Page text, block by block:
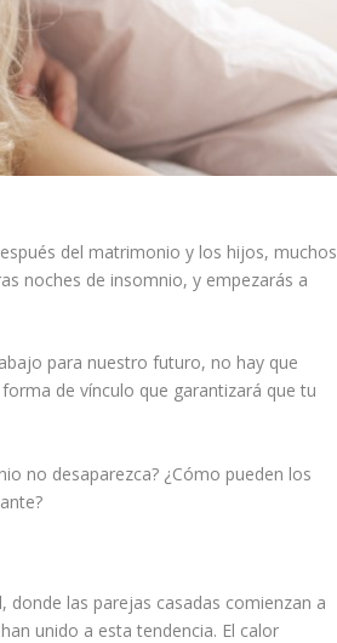
del matrimonio y los hijos, muchos
noches de insomnio, y empezarás a
para nuestro futuro, no hay que
de vínculo que garantizará que tu
no desaparezca? ¿Cómo pueden los
las parejas casadas comienzan a
unido a esta tendencia. El calor